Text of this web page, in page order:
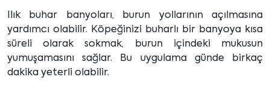
Ilık buhar banyoları, burun yollarının açılmasına
yardımcı olabilir. Köpeğinizi buharlı bir banyoya kısa
süreli olarak sokmak, burun içindeki mukusun
yumuşamasını sağlar. Bu uygulama günde birkaç
dakika yeterli olabilir.